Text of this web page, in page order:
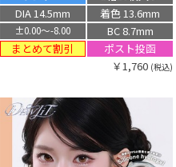
DIA 14.5mm
着色 13.6mm
±0.00〜-8.00
BC 8.7mm
まとめて割引
ポスト投函
￥1,760 (税込)